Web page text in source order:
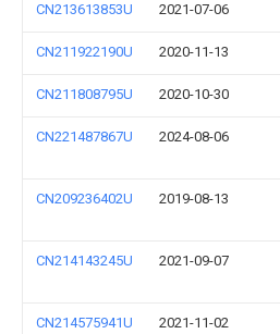
CN213613853U 2021-07-06
CN211922190U 2020-11-13
CN211808795U 2020-10-30
CN221487867U 2024-08-06
CN209236402U 2019-08-13
CN214143245U 2021-09-07
CN214575941U 2021-11-02